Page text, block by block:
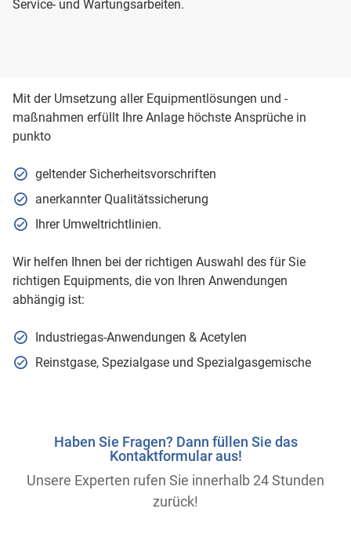
Service- und Wartungsarbeiten.
Mit der Umsetzung aller Equipmentlösungen und -
maßnahmen erfüllt Ihre Anlage höchste Ansprüche in
punkto
geltender Sicherheitsvorschriften
anerkannter Qualitätssicherung
Ihrer Umweltrichtlinien.
Wir helfen Ihnen bei der richtigen Auswahl des für Sie
richtigen Equipments, die von Ihren Anwendungen
abhängig ist:
Industriegas-Anwendungen & Acetylen
Reinstgase, Spezialgase und Spezialgasgemische
Haben Sie Fragen? Dann füllen Sie das
Kontaktformular aus!
Unsere Experten rufen Sie innerhalb 24 Stunden
zurück!